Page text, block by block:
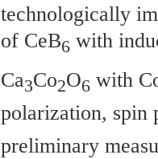
technologically
of CeB6 with
Ca3Co2O6 with
polarization, spin
preliminary